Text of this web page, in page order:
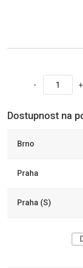
- +
Dostupnost na
Brno
Praha
Praha (S)